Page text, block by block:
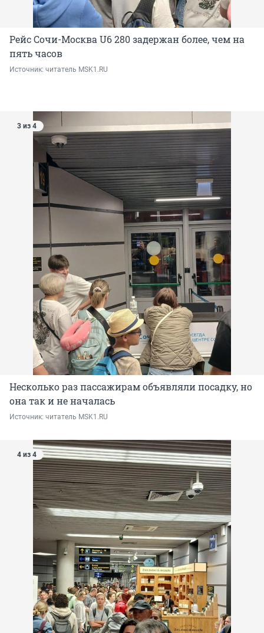
Рейс Сочи-Москва U6 280 задержан более, чем на
пять часов
Источник: читатель MSK1.RU
3 из 4
Несколько раз пассажирам объявляли посадку, но
она так и не началась
Источник: читатель MSK1.RU
4 из 4